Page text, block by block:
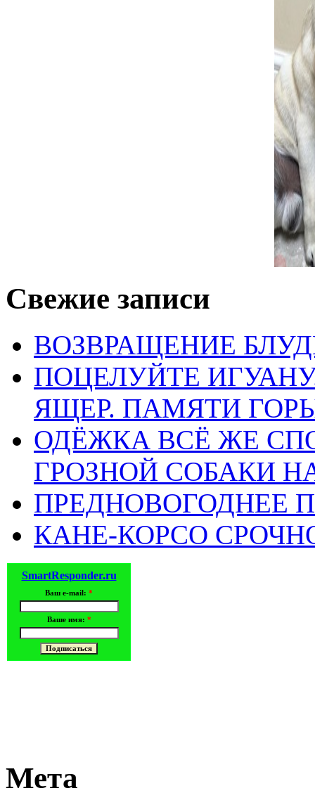
поставьте галочку если хотите получать на почту
Сохранить моё имя, email и адрес сайта в этом браузере
Свежие записи
ВОЗВРАЩЕНИЕ
ПОЦЕЛУЙТЕ
ЯЩЕР. ПАМЯТИ
ОДЁЖКА ВСЁ ЖЕ
ГРОЗНОЙ СОБАКИ
ПРЕДНОВОГОДНЕЕ
КАНЕ-КОРСО
SmartResponder.ru
Ваш e-mail: *
Ваше имя: *
Мета